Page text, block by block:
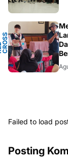
N
S
TY
Failed to load
Posting